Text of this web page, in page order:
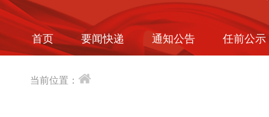
首页 要闻快递 通知公告 任前公示
当前位置：